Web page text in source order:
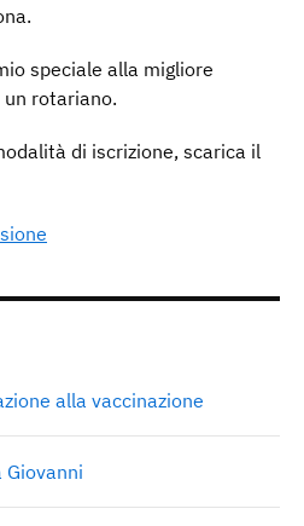
speciale alla migliore
rotariano.
di iscrizione, scarica il
alla vaccinazione
Giovanni